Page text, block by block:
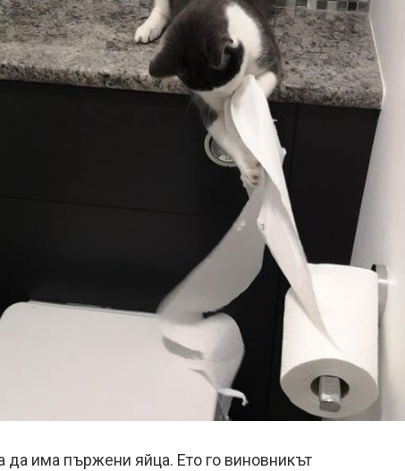
да има пържени яйца. Ето го виновникът